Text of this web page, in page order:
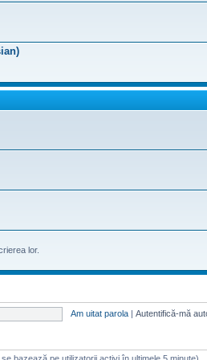
lor.
Am uitat parola | Autentifică-mă
bazează pe utilizatorii activi în ultimele 5 minute)